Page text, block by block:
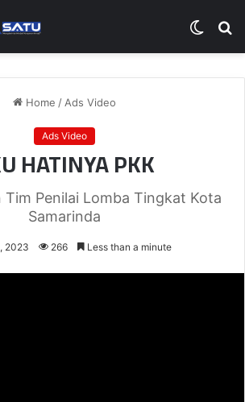
Switch
skin
Home /Ads Video
Ads Video
HATINYA PKK
Tim Penilai Lomba Tingkat Kota
Samarinda
2023 266 Less than a minute